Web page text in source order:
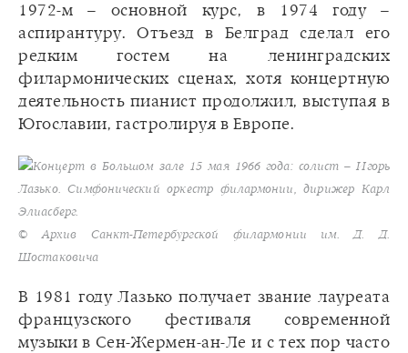
1972-м – основной курс, в 1974 году –
аспирантуру. Отъезд в Белград сделал его
редким гостем на ленинградских
филармонических сценах, хотя концертную
деятельность пианист продолжил, выступая в
Югославии, гастролируя в Европе.
Концерт в Большом зале 15 мая 1966 года: солист – Игорь
Лазько. Симфонический оркестр филармонии, дирижер Карл
Элиасберг.
© Архив Санкт-Петербургской филармонии им. Д. Д.
Шостаковича
В 1981 году Лазько получает звание лауреата
французского фестиваля современной
музыки в Сен-Жермен-ан-Ле и с тех пор часто